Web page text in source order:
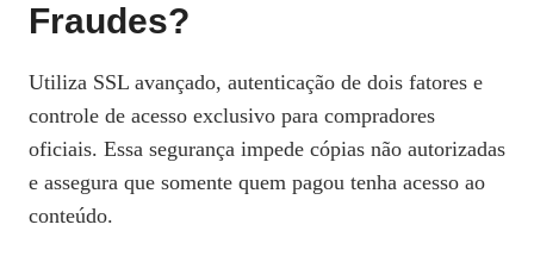
Fraudes?
Utiliza SSL avançado, autenticação de dois fatores e
controle de acesso exclusivo para compradores
oficiais. Essa segurança impede cópias não autorizadas
e assegura que somente quem pagou tenha acesso ao
conteúdo.